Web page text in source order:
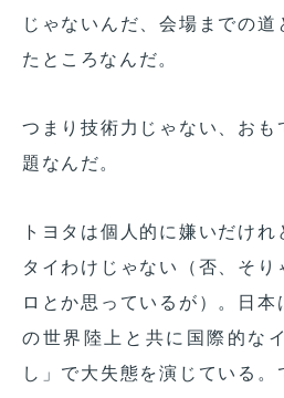
じゃないんだ、会場までの道
たところなんだ。
つまり技術力じゃない、おも
題なんだ。
トヨタは個人的に嫌いだけ
タイわけじゃない（否、そり
ロとか思っているが）。日本
の世界陸上と共に国際的な
し」で大失態を演じている。